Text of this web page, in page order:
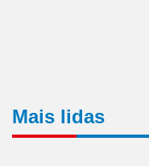
Mais lidas